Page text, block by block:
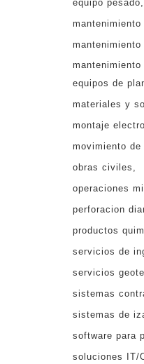
equipo pesado
mantenimiento
equipos de
materiales y
montaje
movimiento de
obras civiles
operaciones
perforacion
productos
servicios de
servicios
sistemas
sistemas de
software para
soluciones IT/